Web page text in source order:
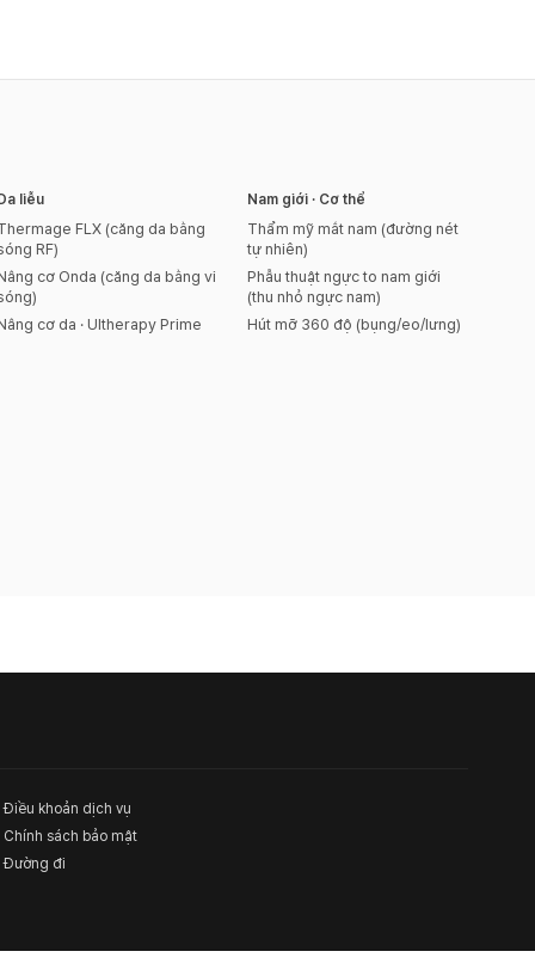
Da liễu
FLX (căng da bằng
RF)
cơ Onda (căng da bằng vi
cơ da · Ultherapy Prime
Nam giới · Cơ thể
Thẩm mỹ mắt nam (đường nét
tự nhiên)
Phẫu thuật ngực to nam giới
(thu nhỏ ngực nam)
Hút mỡ 360 độ (bụng/eo/lưng)
Điều khoản dịch vụ
Chính sách bảo mật
Đường đi